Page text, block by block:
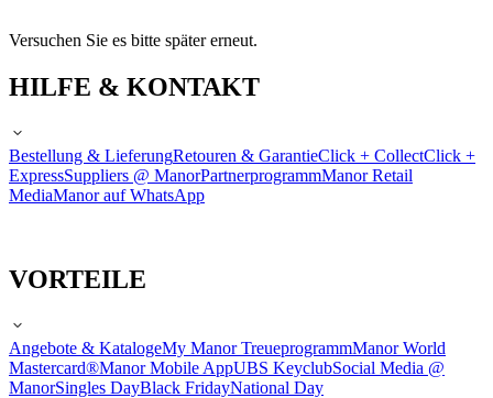
Versuchen Sie es bitte später erneut.
HILFE & KONTAKT
Bestellung & LieferungRetouren & GarantieClick + CollectClick +
ExpressSuppliers @ ManorPartnerprogrammManor Retail
MediaManor auf WhatsApp
VORTEILE
Angebote & KatalogeMy Manor TreueprogrammManor World
Mastercard®Manor Mobile AppUBS KeyclubSocial Media @
ManorSingles DayBlack FridayNational Day